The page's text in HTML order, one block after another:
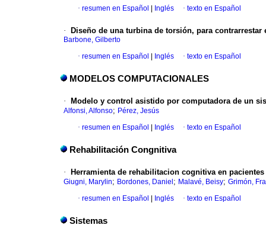
· resumen en Español Inglés · texto en Español
· Diseño de una turbina de torsión, para
Barbone, Gilberto
· resumen en Español Inglés · texto en Español
MODELOS COMPUTACIONALES
· Modelo y control asistido por computadora de un
Alfonsi, Alfonso; Pérez, Jesús
· resumen en Español Inglés · texto en Español
Rehabilitación Congnitiva
· Herramienta de rehabilitacion cognitiva en
Giugni, Marylin; Bordones, Daniel ; Malavé, Beisy; Grimón,
· resumen en Español Inglés · texto en Español
Sistemas